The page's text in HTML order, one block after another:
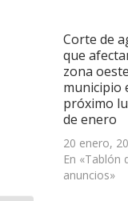
Corte de
que
zona
municipio
próximo
de enero
20 enero,
En «Tablón
anuncios»